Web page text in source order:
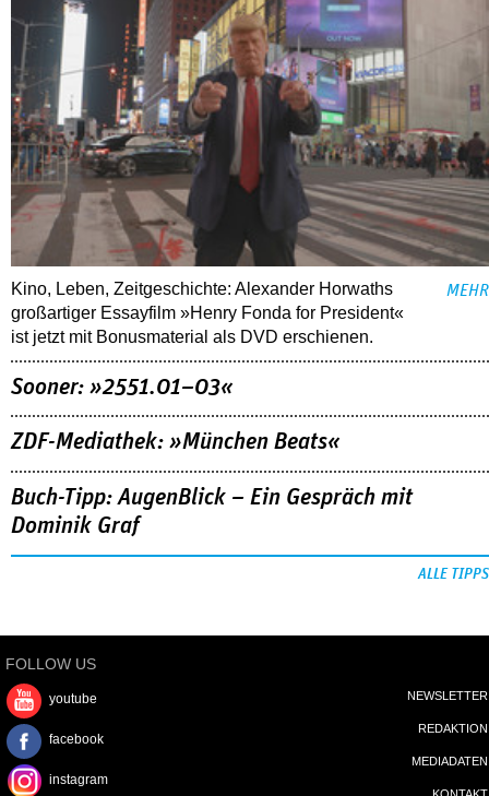
Kino, Leben, Zeitgeschichte: Alexander Horwaths
großartiger Essayfilm »Henry Fonda for President«
ist jetzt mit Bonusmaterial als DVD erschienen.
MEHR
Sooner: »2551.01–03«
ZDF-Mediathek: »München Beats«
Buch-Tipp: AugenBlick – Ein Gespräch mit
Dominik Graf
ALLE TIPPS
FOLLOW US
youtube
facebook
instagram
NEWSLETTER
REDAKTION
MEDIADATEN